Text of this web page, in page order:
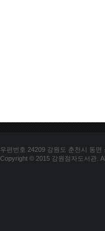
우편번호 24209 강원도 춘천시 동
Copyright © 2015 강원점자도서관.